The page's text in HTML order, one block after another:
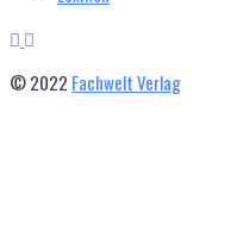
© 2022 Fachwelt Verlag